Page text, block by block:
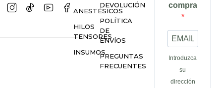
ANESTÉSICOS
HILOS
TENSORES
INSUMOS
DEVOLUCIÓN
POLÍTICA
DE
ENVÍOS
PREGUNTAS
FRECUENTES
compra
Introduzca
su
dirección